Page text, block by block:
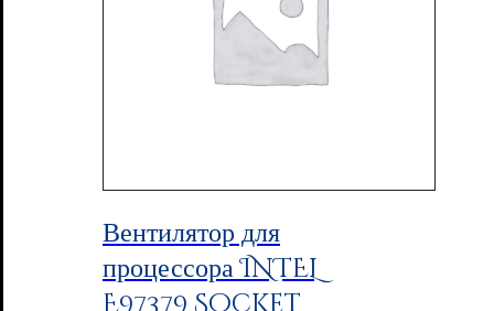
Вентилятор для
процессора INTEL